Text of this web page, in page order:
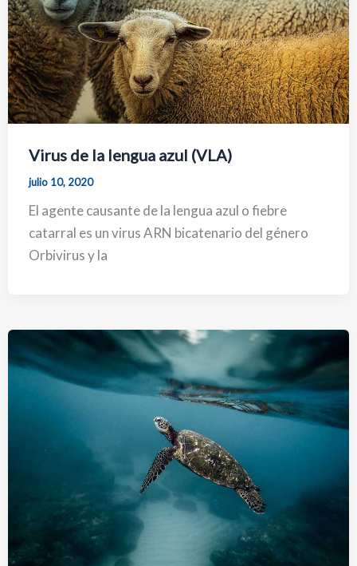
Virus de la lengua azul (VLA)
julio 10, 2020
El agente causante de la lengua azul o fiebre
catarral es un virus ARN bicatenario del género
Orbivirus y la